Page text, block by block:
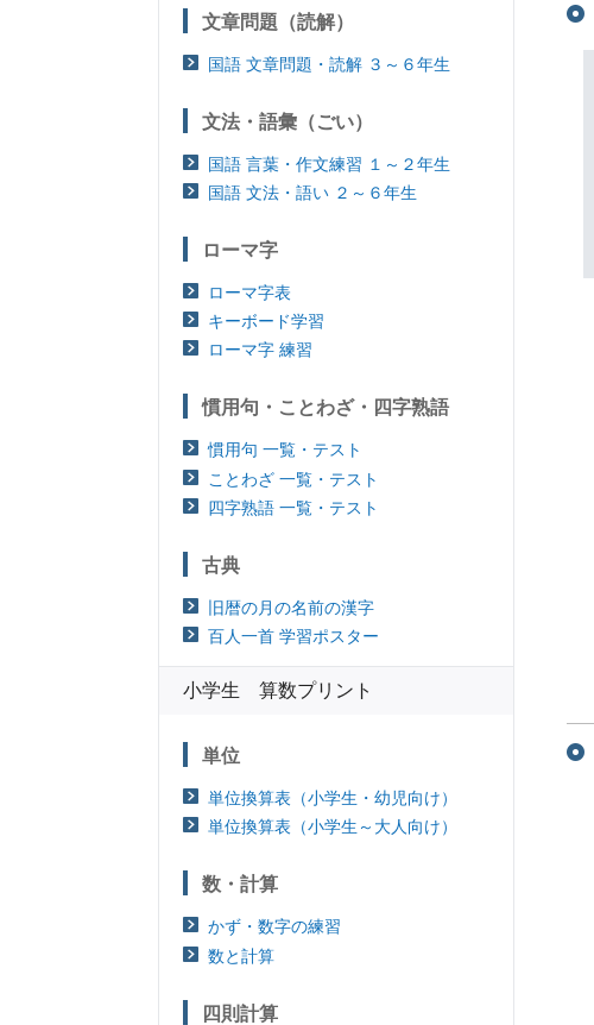
文章問題（読解）
国語 文章問題・読解 ３～６年生
文法・語彙（ごい）
国語 言葉・作文練習 １～２年生
国語 文法・語い ２～６年生
ローマ字
ローマ字表
キーボード学習
ローマ字 練習
慣用句・ことわざ・四字熟語
慣用句 一覧・テスト
ことわざ 一覧・テスト
四字熟語 一覧・テスト
古典
旧暦の月の名前の漢字
百人一首 学習ポスター
小学生 算数プリント
単位
単位換算表（小学生・幼児向け）
単位換算表（小学生～大人向け）
数・計算
かず・数字の練習
数と計算
四則計算